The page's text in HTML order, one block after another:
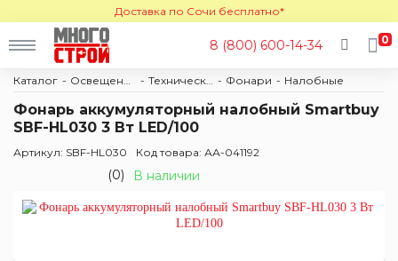
Доставка по Сочи бесплатно*
8 (800) 600-14-34 0
Каталог Техническое освещение Фонари Налобные
Фонарь аккумуляторный налобный Smartbuy
SBF-HL030 3 Вт LED/100
Артикул: SBF-HL030 Код товара: АА-041192
(0) В наличии